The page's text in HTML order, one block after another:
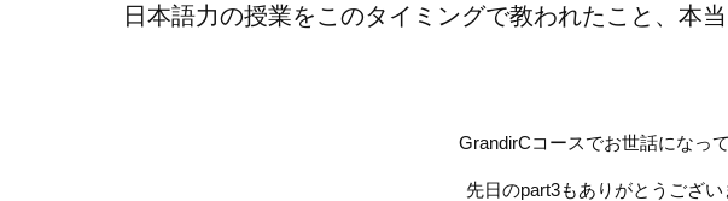
日本語力の授業をこのタイミングで教われたこと、本
GrandirCコースでお世話になって
先日のpart3もありがとうござい